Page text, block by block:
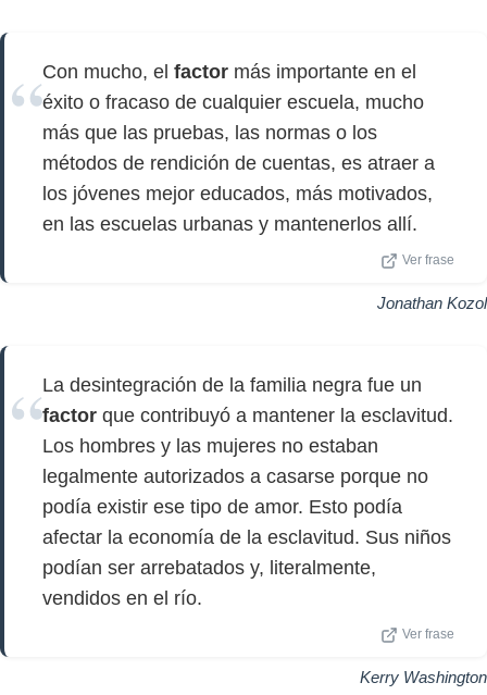
Con mucho, el factor más importante en el
éxito o fracaso de cualquier escuela, mucho
más que las pruebas, las normas o los
métodos de rendición de cuentas, es atraer a
los jóvenes mejor educados, más motivados,
en las escuelas urbanas y mantenerlos allí.
Ver frase
Jonathan Kozol
La desintegración de la familia negra fue un
factor que contribuyó a mantener la esclavitud.
Los hombres y las mujeres no estaban
legalmente autorizados a casarse porque no
podía existir ese tipo de amor. Esto podía
afectar la economía de la esclavitud. Sus niños
podían ser arrebatados y, literalmente,
vendidos en el río.
Ver frase
Kerry Washington